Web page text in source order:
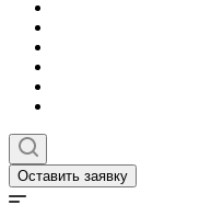
Оставить заявку